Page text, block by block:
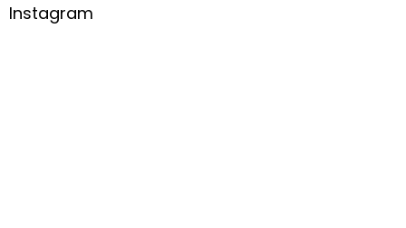
Instagram